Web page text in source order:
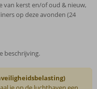
van kerst en/of oud & nieuw,
op deze avonden (24
beschrijving.